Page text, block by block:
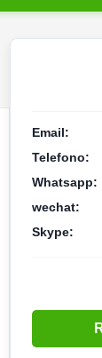
Email:
Telefono:
Whatsapp:
wechat:
Skype: